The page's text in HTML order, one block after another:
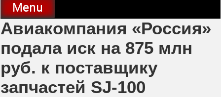
Menu
Авиакомпания «Россия»
подала иск на 875 млн
руб. к поставщику
запчастей SJ-100